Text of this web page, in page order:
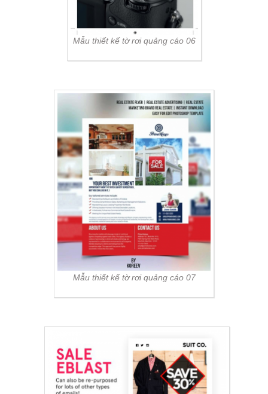
Mẫu thiết kế tờ rơi quảng cáo 06
Mẫu thiết kế tờ rơi quảng cáo 07